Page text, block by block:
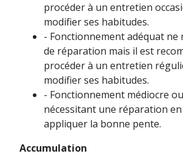
procéder à un entretien
modifier ses habitudes.
- Fonctionnement adéquat ne
de réparation mais il est
procéder à un entretien
modifier ses habitudes.
- Fonctionnement médiocre
nécessitant une réparation
appliquer la bonne pente.
Accumulation